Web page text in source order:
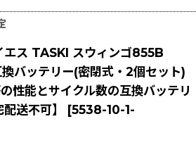
エス TASKI スウィンゴ855B
バッテリー(密閉式・2個セット)
性能とサイクル数の互換バッテリ
送不可】
[5538-10-1-